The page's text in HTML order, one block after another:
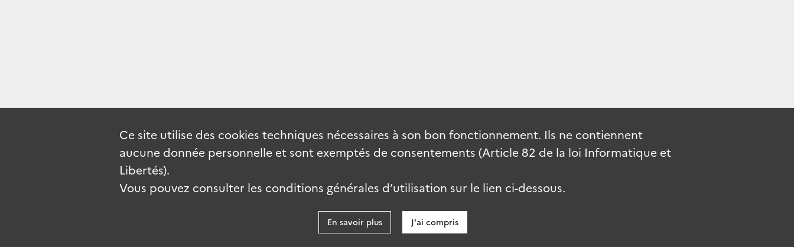
Ce site utilise des cookies techniques nécessaires à son bon fonctionnement. Ils ne contiennent
aucune donnée personnelle et sont exemptés de consentements (Article 82 de la loi Informatique et
Libertés).
Vous pouvez consulter les conditions générales d’utilisation sur le lien ci-dessous.
En savoir plus J'ai compris